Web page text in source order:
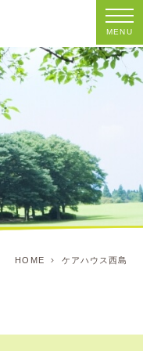
MENU
HOME ケアハウス西島